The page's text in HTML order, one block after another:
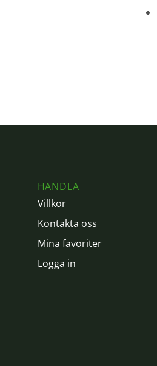
HANDLA
Villkor
Kontakta oss
Mina favoriter
Logga in